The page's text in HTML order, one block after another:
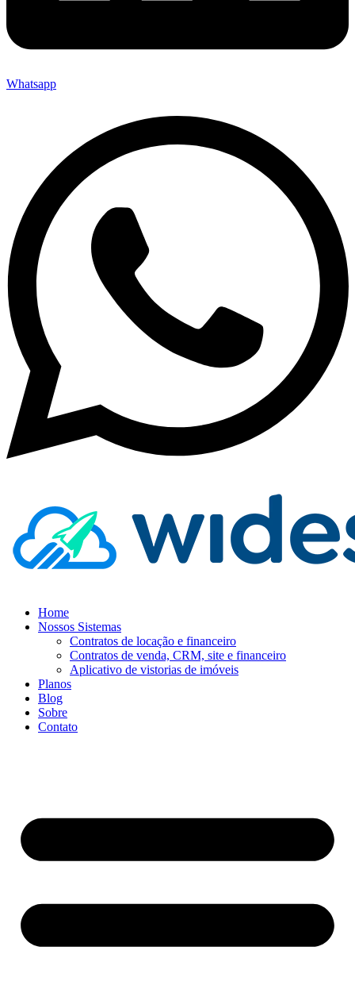
Whatsapp
Home
Nossos Sistemas
Contratos de locação e financeiro
Contratos de venda, CRM, site e financeiro
Aplicativo de vistorias de imóveis
Planos
Blog
Sobre
Contato